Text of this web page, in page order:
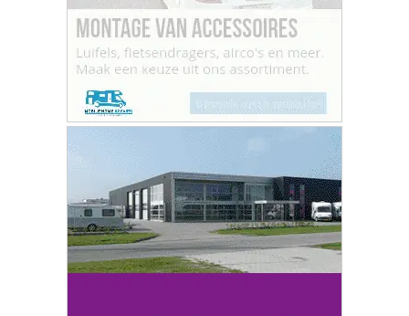
Hotels in Assen
ONZE